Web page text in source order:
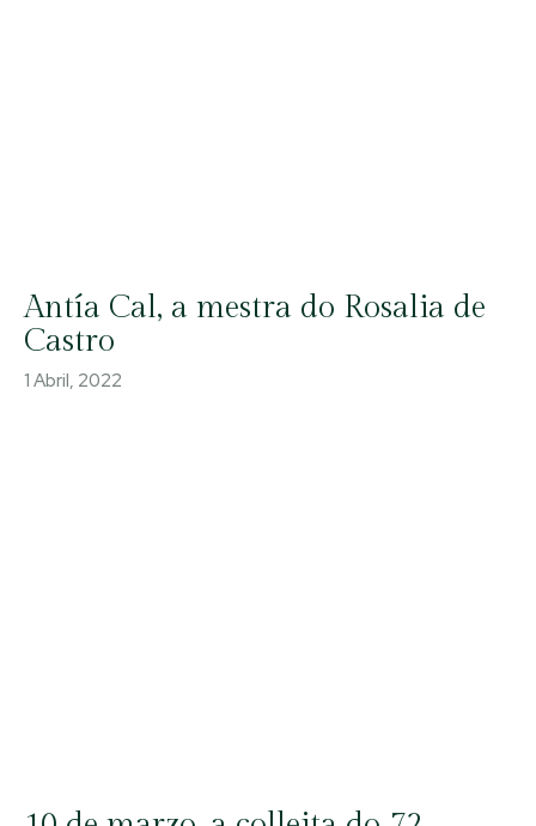
Antía Cal, a mestra do Rosalia de
Castro
1 Abril, 2022